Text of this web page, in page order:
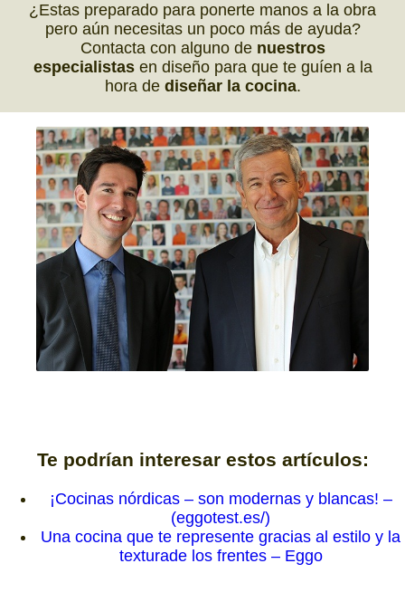
¿Estas preparado para ponerte manos a la obra
pero aún necesitas un poco más de ayuda?
Contacta con alguno de nuestros
especialistasen diseño para que te guíen a la
hora de diseñar la cocina.
Te podrían interesar estos artículos:
¡Cocinas nórdicas – son modernas y blancas! –
(eggotest.es/)
Una cocina que te represente gracias al estilo y la
texturade los frentes – Eggo